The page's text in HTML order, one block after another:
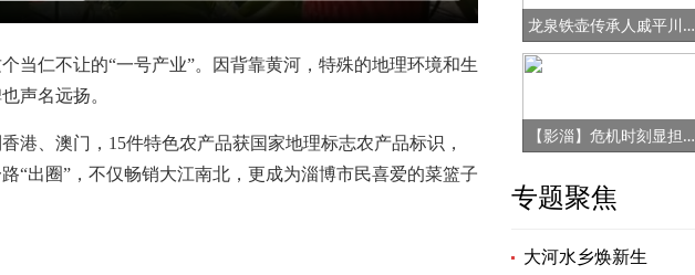
仁不让的“一号产业”。因背靠黄河，特殊的地理环境和生
声名远扬。
、澳门，15件特色农产品获国家地理标志农产品标识，
“出圈”，不仅畅销大江南北，更成为淄博市民喜爱的菜篮子
龙泉铁壶传承人戚平川的“守艺”之路
【影淄】危机时刻显担当 赤胆忠心保健康
专题聚焦
大河水乡焕新生